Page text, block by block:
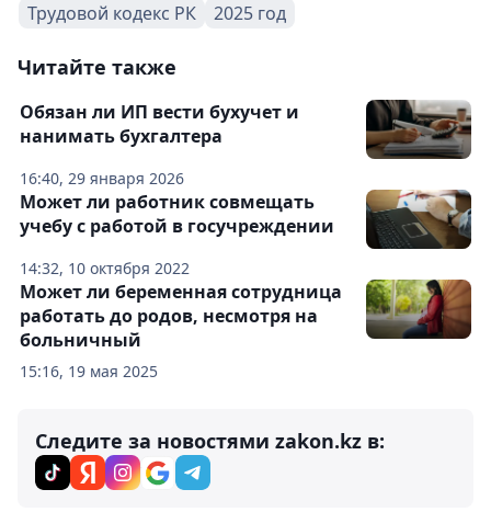
Трудовой кодекс РК
2025 год
Читайте также
16:40, 29 января 2026
Обязан ли ИП вести бухучет и
нанимать бухгалтера
14:32, 10 октября 2022
Может ли работник совмещать
учебу с работой в госучреждении
15:16, 19 мая 2025
Может ли беременная сотрудница
работать до родов, несмотря на
больничный
Следите за новостями zakon.kz в: